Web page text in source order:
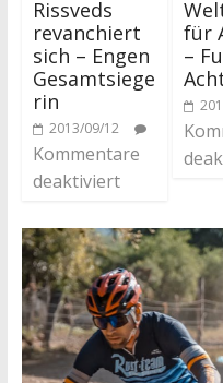
Rissveds
revanchiert
sich – Engen
Gesamtsiege
rin
2013/09/12
Kommentare
deaktiviert
für
–